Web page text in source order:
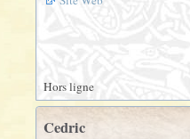
Hors ligne
Cedric